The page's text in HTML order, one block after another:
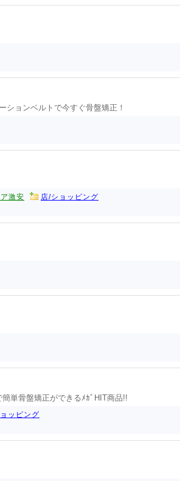
ョンベルトで今すぐ骨盤矯正！
激安 店/ショッピング
単骨盤矯正ができるﾒｶﾞHIT商品!!
ッピング